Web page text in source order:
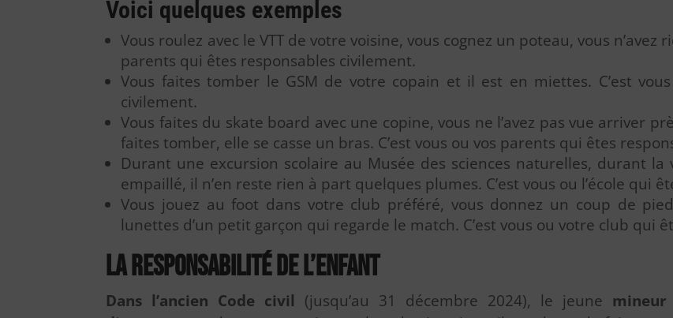
Voici quelques exemples
Vous roulez avec le VTT de votre voisine, vous cognez un poteau, vous n’avez
parents qui êtes responsables civilement.
Vous faites tomber le GSM de votre copain et il est en miettes. C’est
civilement.
Vous faites du skate board avec une copine, vous ne l’avez pas vue arriver
faites tomber, elle se casse un bras. C’est vous ou vos parents qui êtes
Durant une excursion scolaire au Musée des sciences naturelles, durant
empaillé, il n’en reste rien à part quelques plumes. C’est vous ou l’école qui
Vous jouez au foot dans votre club préféré, vous donnez un coup de
lunettes d’un petit garçon qui regarde le match. C’est vous ou votre club qui
La responsabilité de l’enfant
Dans l’ancien Code civil (jusqu’au 31 décembre 2024), le jeune